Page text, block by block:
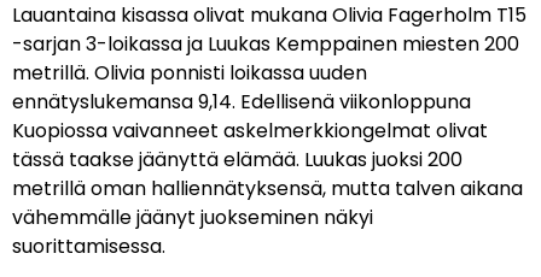
Lauantaina kisassa olivat mukana Olivia Fagerholm T15
-sarjan 3-loikassa ja Luukas Kemppainen miesten 200
metrillä. Olivia ponnisti loikassa uuden
ennätyslukemansa 9,14. Edellisenä viikonloppuna
Kuopiossa vaivanneet askelmerkkiongelmat olivat
tässä taakse jäänyttä elämää. Luukas juoksi 200
metrillä oman halliennätyksensä, mutta talven aikana
vähemmälle jäänyt juokseminen näkyi
suorittamisessa.